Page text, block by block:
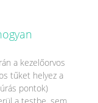
a kezelőorvos
tűket helyez a
pontok)